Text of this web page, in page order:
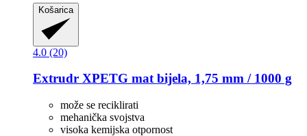
Košarica
4.0 (20)
Extrudr XPETG mat bijela, 1,75 mm / 1000 g
može se reciklirati
mehanička svojstva
visoka kemijska otpornost